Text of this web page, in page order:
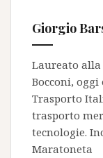
Giorgio
Laureato
Bocconi,
Trasporto
trasporto
tecnologie.
Maratoneta